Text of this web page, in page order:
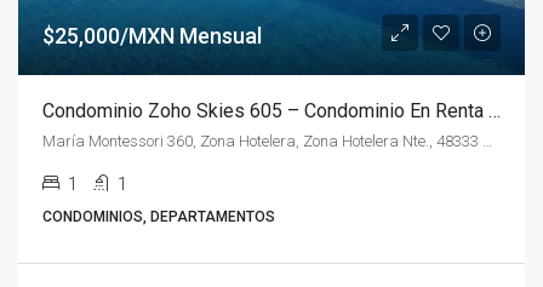
$25,000/MXN Mensual
Condominio Zoho Skies 605 – Condominio En Renta En Puerto Vallarta
María Montessori 360, Zona Hotelera, Zona Hotelera Nte., 48333 Puerto Vallarta, Jal.
1 1
CONDOMINIOS, DEPARTAMENTOS